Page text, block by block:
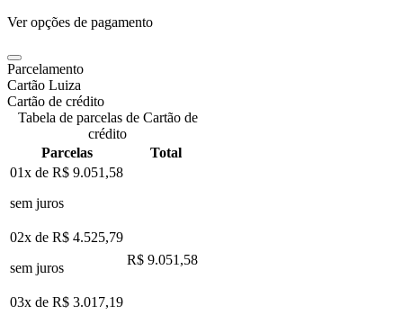
Ver opções de pagamento
Parcelamento
Cartão Luiza
Cartão de crédito
Tabela de parcelas de Cartão de
crédito
Parcelas
Total
01x de R$ 9.051,58
sem juros
02x de R$ 4.525,79
sem juros
R$ 9.051,58
03x de R$ 3.017,19